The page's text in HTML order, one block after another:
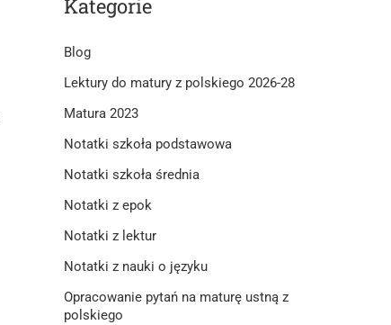
Kategorie
Blog
Lektury do matury z polskiego 2026-28
Matura 2023
Notatki szkoła podstawowa
Notatki szkoła średnia
Notatki z epok
Notatki z lektur
Notatki z nauki o języku
Opracowanie pytań na maturę ustną z
polskiego